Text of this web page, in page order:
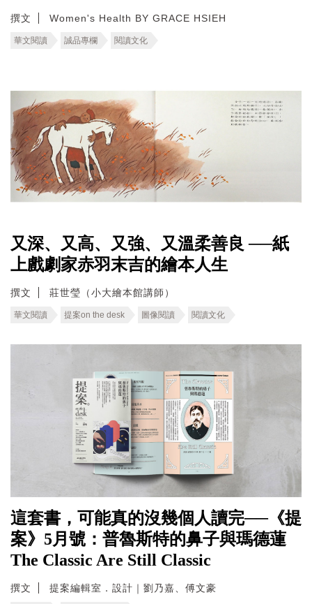
撰文 Women's Health BY GRACE HSIEH
華文閱讀 誠品專欄 閱讀文化
又深、又高、又強、又溫柔善良 ──紙
上戲劇家赤羽末吉的繪本人生
撰文 莊世瑩（小大繪本館講師）
華文閱讀 提案on the desk 圖像閱讀 閱讀文化
這套書，可能真的沒幾個人讀完──《提
案》5月號：普魯斯特的鼻子與瑪德蓮
The Classic Are Still Classic
撰文 提案編輯室．設計｜劉乃嘉、傅文豪